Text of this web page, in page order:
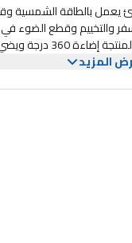
وقطع الضوء في
الجودة وضوء طوارئ
الضوء المتدفق من
الفانوس الشمسي
المزيد